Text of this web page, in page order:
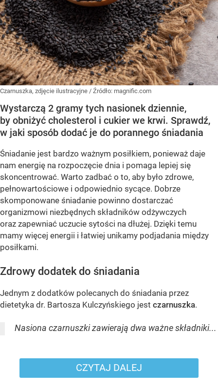
Czarnuszka, zdjęcie ilustracyjne / Źródło: magnific.com
Wystarczą 2 gramy tych nasionek dziennie,
by obniżyć cholesterol i cukier we krwi. Sprawdź,
w jaki sposób dodać je do porannego śniadania
Śniadanie jest bardzo ważnym posiłkiem, ponieważ daje
nam energię na rozpoczęcie dnia i pomaga lepiej się
skoncentrować. Warto zadbać o to, aby było zdrowe,
pełnowartościowe i odpowiednio sycące. Dobrze
skomponowane śniadanie powinno dostarczać
organizmowi niezbędnych składników odżywczych
oraz zapewniać uczucie sytości na dłużej. Dzięki temu
mamy więcej energii i łatwiej unikamy podjadania między
posiłkami.
Zdrowy dodatek do śniadania
Jednym z dodatków polecanych do śniadania przez
dietetyka dr. Bartosza Kulczyńskiego jest czarnuszka.
Nasiona czarnuszki zawierają dwa ważne składniki...
CZYTAJ DALEJ